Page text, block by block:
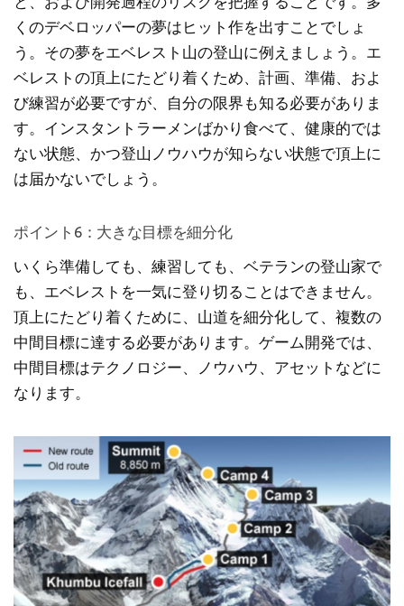
くのデベロッパーの夢はヒット作を出すことでしょ
う。その夢をエベレスト山の登山に例えましょう。エ
ベレストの頂上にたどり着くため、計画、準備、およ
び練習が必要ですが、自分の限界も知る必要がありま
す。インスタントラーメンばかり食べて、健康的では
ない状態、かつ登山ノウハウが知らない状態で頂上に
は届かないでしょう。
ポイント6：大きな目標を細分化
いくら準備しても、練習しても、ベテランの登山家で
も、エベレストを一気に登り切ることはできません。
頂上にたどり着くために、山道を細分化して、複数の
中間目標に達する必要があります。ゲーム開発では、
中間目標はテクノロジー、ノウハウ、アセットなどに
なります。